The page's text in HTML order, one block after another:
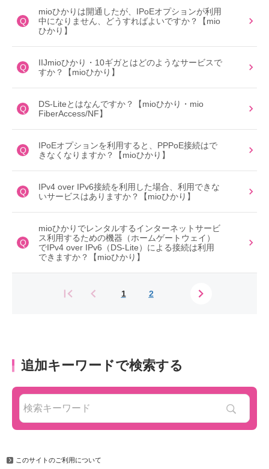
Q
mioひかりは開通したが、IPoEオプションが利用
中になりません、どうすればよいですか？【mio
ひかり】
Q
IIJmioひかり・10ギガとはどのようなサービスで
すか？【mioひかり】
Q
DS-Liteとはなんですか？【mioひかり・mio
FiberAccess/NF】
Q
IPoEオプションを利用すると、PPPoE接続はで
きなくなりますか？【mioひかり】
Q
IPv4 over IPv6接続を利用した場合、利用できな
いサービスはありますか？【mioひかり】
Q
mioひかりでレンタルするインターネットサービ
ス利用するための機器（ホームゲートウェイ）
でIPv4 over IPv6（DS-Lite）による接続は利用
できますか？【mioひかり】
1 2
追加キーワードで検索する
このサイトのご利用について